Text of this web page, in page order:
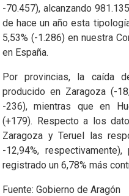
-70.457), alcanzando
de hace un año esta
5,53% (-1.286) en nuestra
en España.
Por provincias, la caída
producido en Zaragoza (-
-236), mientras que en
(+179). Respecto a los
Zaragoza y Teruel las
-12,94%,
registrado un 6,78% más
Fuente: Gobierno de Aragón